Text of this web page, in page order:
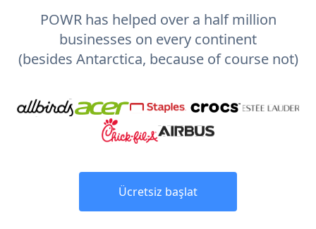
POWR has helped over a half million
businesses on every continent
(besides Antarctica, because of course not)
Ücretsiz başlat